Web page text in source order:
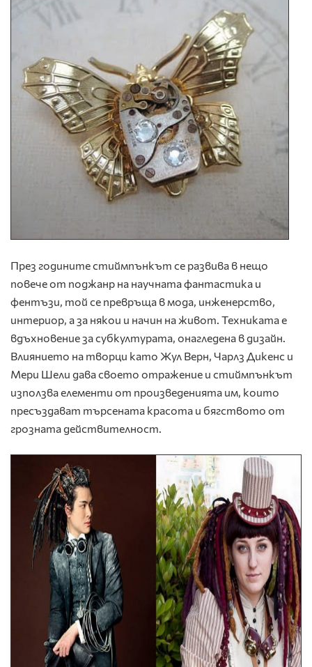
През годините стиймпънкът се развива в нещо
повече от поджанр на научната фантастика и
фентъзи, той се превръща в мода, инженерство,
интериор, а за някои и начин на живот. Техниката е
вдъхновение за субкултурата, онагледена в дизайн.
Влиянието на творци като Жул Верн, Чарлз Дикенс и
Мери Шели дава своето отражение и стиймпънкът
използва елементи от произведенията им, които
пресъздават търсената красота и бягството от
грозната действителност.